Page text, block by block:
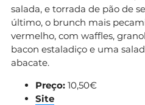
salada, e torrada de pão de
último, o brunch mais
vermelho, com waffles,
bacon estaladiço e uma
abacate.
Preço: 10,50€
Site